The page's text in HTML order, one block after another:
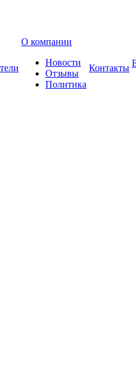
О компании
Новости
Отзывы
Политика
Контакты